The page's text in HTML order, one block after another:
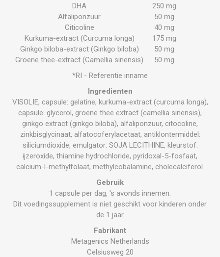
DHA
250 mg
Alfaliponzuur
50 mg
Citicoline
40 mg
Kurkuma-extract (Curcuma longa)
175 mg
Ginkgo biloba-extract (Ginkgo biloba)
50 mg
Groene thee-extract (Camellia sinensis)
50 mg
*RI - Referentie inname
Ingredienten
VISOLIE, capsule: gelatine, kurkuma-extract (curcuma longa),
capsule: glycerol, groene thee extract (camellia sinensis),
ginkgo extract (ginkgo biloba), alfaliponzuur, citocoline,
zinkbisglycinaat, alfatocoferylacetaat, antiklontermiddel:
siliciumdioxide, emulgator: SOJA LECITHINE, kleurstof:
ijzeroxide, thiamine hydrochloride, pyridoxal-5-fosfaat,
calcium-l-methylfolaat, methylcobalamine, cholecalciferol.
Gebruik
1 capsule per dag, 's avonds innemen.
Dit voedingssupplement is niet geschikt voor kinderen onder
de 1 jaar
Fabrikant
Metagenics Netherlands
Celsiusweg 20